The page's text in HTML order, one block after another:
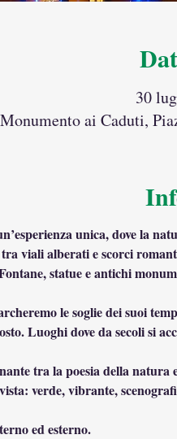
30
ai Caduti,
unica, dove la
tra viali alberati e scorci
statue e antichi
le soglie dei suoi
Luoghi dove da secoli si
tra la poesia della natura
verde, vibrante,
ed esterno.